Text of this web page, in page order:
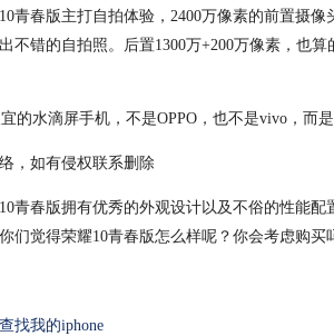
青春版主打自拍体验，2400万像素的前置摄
不错的自拍照。后置1300万+200万像素，也
，如有侵权联系删除
青春版拥有优秀的外观设计以及不俗的性能配
们觉得荣耀10青春版怎么样呢？你会考虑购买
找我的iphone